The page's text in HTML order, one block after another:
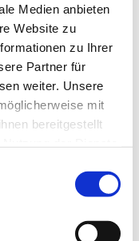
Medien anbieten
Website zu
zu Ihrer
Partner für
weiter. Unsere
mit
bereitgestellt